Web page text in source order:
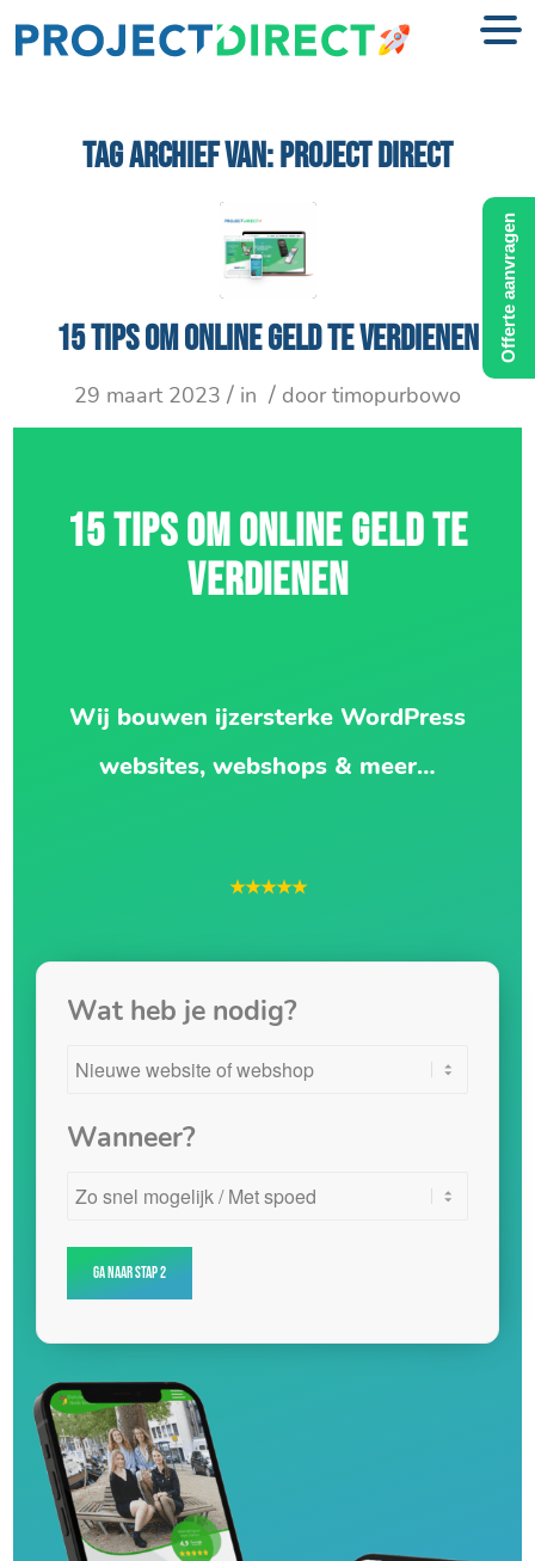
TAG ARCHIEF VAN:PROJECT DIRECT
15 tips om online geld te verdienen
29 maart 2023 / in / doortimopurbowo
15 TIPS OM ONLINE GELD TE
VERDIENEN
Wij bouwen ijzersterke WordPress
websites, webshops & meer…
★★★★★
Wat heb je nodig?
Wanneer?
Offerte aanvragen